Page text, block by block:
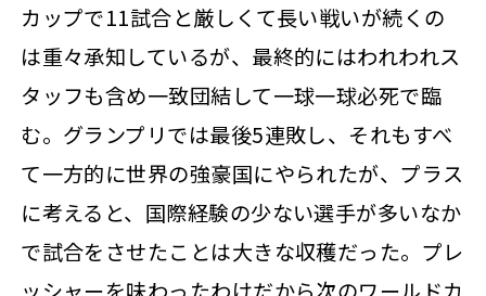
カップで11試合と厳しくて長い戦いが続くの
は重々承知しているが、最終的にはわれわれス
タッフも含め一致団結して一球一球必死で臨
む。グランプリでは最後5連敗し、それもすべ
て一方的に世界の強豪国にやられたが、プラス
に考えると、国際経験の少ない選手が多いなか
で試合をさせたことは大きな収穫だった。プレ